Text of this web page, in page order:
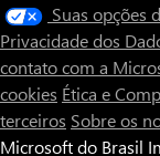
Suas opções
Privacidade dos
contato com a
cookies Ética e
terceiros Sobre os
Microsoft do Brasil